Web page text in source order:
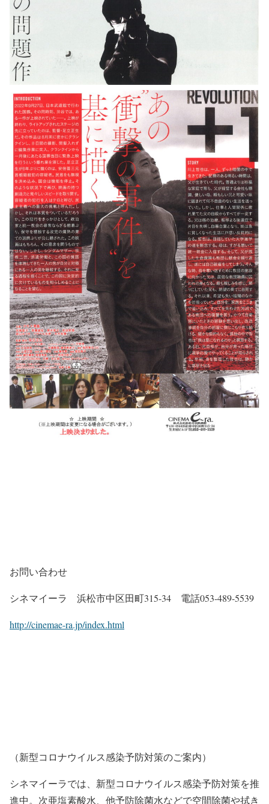
お問い合わせ
シネマイーラ 浜松市中区田町315-34 電話053-489-5539
http://cinemae-ra.jp/index.html
（新型コロナウイルス感染予防対策のご案内）
シネマイーラでは、新型コロナウイルス感染予防対策を推
進中。次亜塩素酸水、他予防除菌水などで空間除菌や拭き